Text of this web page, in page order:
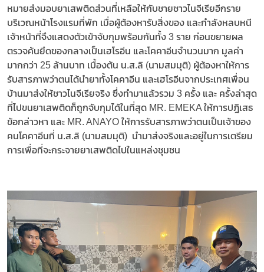
หมายส่งมอบยาเสพติดส่วนที่เหลือให้กับชายชาวไนจีเรียอีกราย
บริเวณหน้าโรงแรมที่พัก เมื่อผู้ต้องหารับสิ่งของ และกำลังหลบหนี
เจ้าหน้าที่จึงแสดงตัวเข้าจับกุมพร้อมกันทั้ง 3 ราย ก่อนขยายผล
ตรวจค้นยึดของกลางเป็นเฮโรอีน และโคคาอีนจำนวนมาก มูลค่า
มากกว่า 25 ล้านบาท เบื้องต้น น.ส.ลิ (นามสมมุติ) ผู้ต้องหาให้การ
รับสารภาพว่าตนได้นำยาทั้งโคคาอีน และเฮโรอีนจากประเทศเพื่อน
บ้านมาส่งให้ชาวไนจีเรียจริง ซึ่งทำมาแล้วรวม 3 ครั้ง และ ครั้งล่าสุด
ที่ไปขนยาเสพติดก็ถูกจับกุมได้ในที่สุด MR. EMEKA ให้การปฎิเสธ
ข้อกล่าวหา และ MR. ANAYO ให้การรับสารภาพว่าตนเป็นเจ้าของ
คนโคคาอีนที่ น.ส.ลิ (นามสมมุติ) นำมาส่งจริงและอยู่ในการเตรียม
การเพื่อที่จะกระจายยาเสพติดไปในแหล่งชุมชน